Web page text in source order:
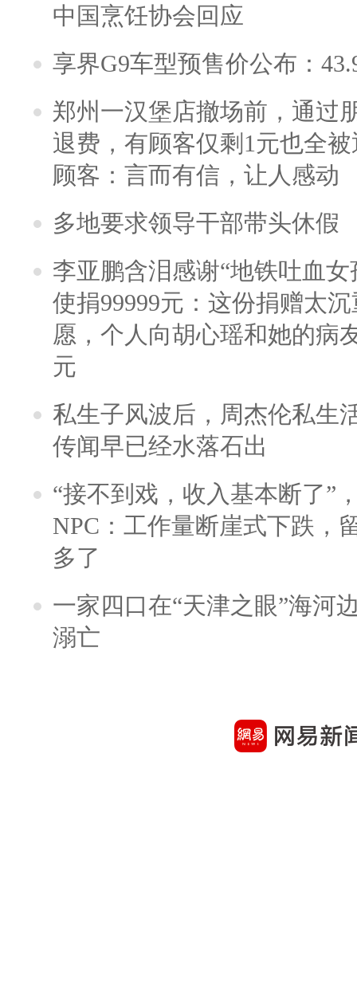
中国烹饪协会回应
享界G9车型预售价公布：
郑州一汉堡店撤场前，通过
退费，有顾客仅剩1元也全
顾客：言而有信，让人感动
多地要求领导干部带头休假
李亚鹏含泪感谢“地铁吐血
使捐99999元：这份捐赠太
愿，个人向胡心瑶和她的病
元
私生子风波后，周杰伦私生
传闻早已经水落石出
“接不到戏，收入基本断了”
NPC：工作量断崖式下跌，
多了
一家四口在“天津之眼”海河
溺亡